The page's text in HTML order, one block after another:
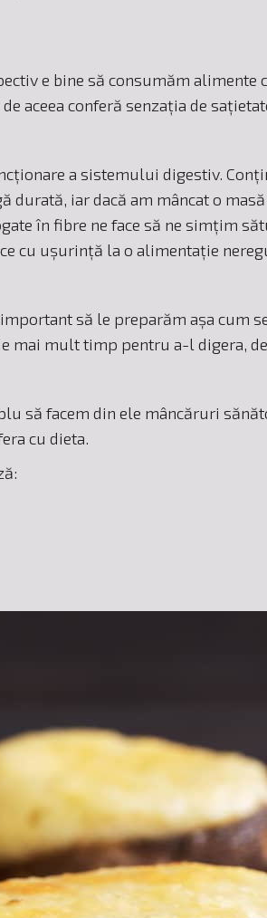
e bine să consumăm
aceea conferă senzația de
a sistemului digestiv.
iar dacă am mâncat o
în fibre ne face să ne simțim
cu ușurință la o alimentație
să le preparăm așa cum
mai mult timp pentru a-l digera,
să facem din ele mâncăruri
cu dieta.